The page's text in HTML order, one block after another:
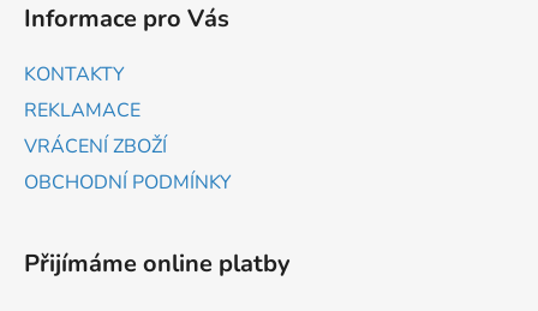
Informace pro Vás
KONTAKTY
REKLAMACE
VRÁCENÍ ZBOŽÍ
OBCHODNÍ PODMÍNKY
Přijímáme online platby